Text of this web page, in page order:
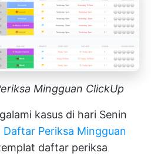
Mingguan ClickUp
kasus di hari Senin
Daftar Periksa Mingguan
daftar periksa